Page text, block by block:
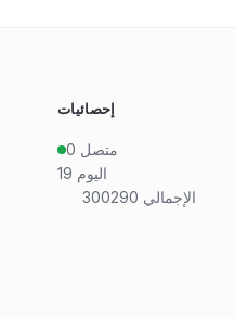
إحصائيات
0 متصل
19 اليوم
300290 الإجمالي